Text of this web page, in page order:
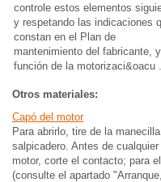
controle estos elementos
y respetando las indicaciones
constan en el Plan de
mantenimiento del fabricante,
función de la motorizaci&oacu
Otros materiales:
Capó del motor
Para abrirlo, tire de la
salpicadero. Antes de
motor, corte el contacto; para
(consulte el apartado